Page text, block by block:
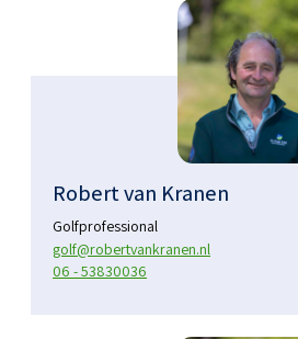
Robert van Kranen
Golfprofessional
golf@robertvankranen.nl
06 - 53830036